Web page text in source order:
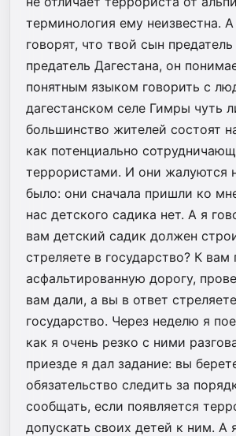
терминология ему неизвестна.
говорят, что твой сын
предатель Дагестана, он
понятным языком говорить с
дагестанском селе Гимры чуть
большинство жителей состоят
как потенциально
террористами. И они жалуются
было: они сначала пришли ко
нас детского садика нет. А я
вам детский садик должен
стреляете в государство? К вам
асфальтированную дорогу,
вам дали, а вы в ответ
государство. Через неделю я
как я очень резко с ними
приезде я дал задание: вы
обязательство следить за
сообщать, если появляется
допускать своих детей к ним. А